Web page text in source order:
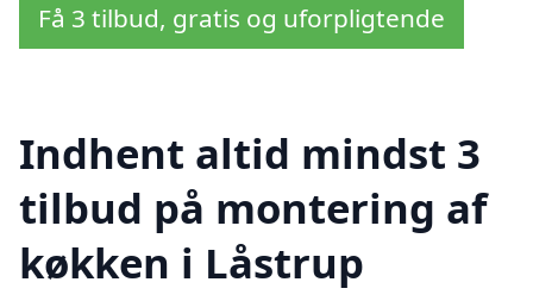
Få 3 tilbud, gratis og uforpligtende
Indhent altid mindst 3
tilbud på montering af
køkken i Låstrup